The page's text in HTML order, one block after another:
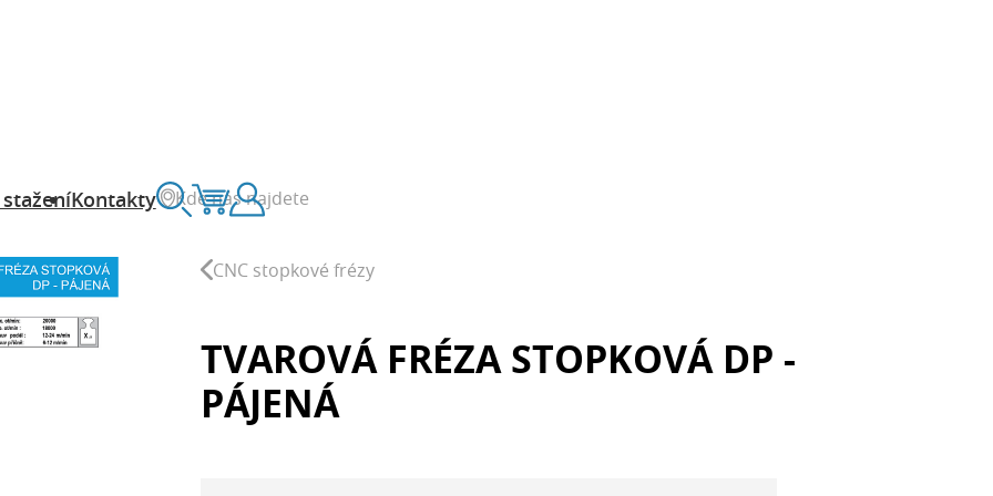
Kde nás najdete
Vyhledávání
KošíkZákaznický účet
staženíKontakty
CNC stopkové frézy
TVAROVÁ FRÉZA STOPKOVÁ DP -
PÁJENÁ